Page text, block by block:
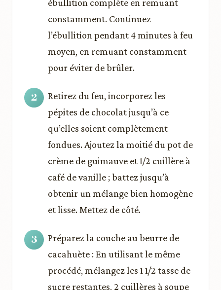
ébullition complète en remuant
constamment. Continuez
l’ébullition pendant 4 minutes à feu
moyen, en remuant constamment
pour éviter de brûler.
Retirez du feu, incorporez les
pépites de chocolat jusqu’à ce
qu’elles soient complètement
fondues. Ajoutez la moitié du pot de
crème de guimauve et 1/2 cuillère à
café de vanille ; battez jusqu’à
obtenir un mélange bien homogène
et lisse. Mettez de côté.
Préparez la couche au beurre de
cacahuète : En utilisant le même
procédé, mélangez les 1 1/2 tasse de
sucre restantes, 2 cuillères à soupe